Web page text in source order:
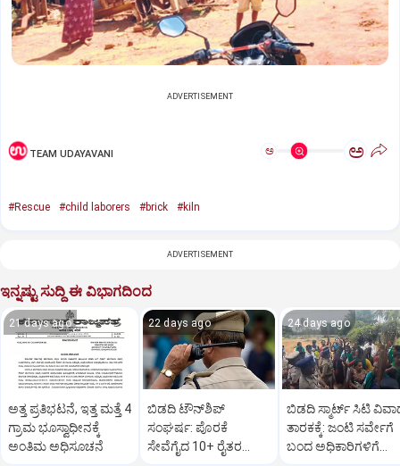
ADVERTISEMENT
TEAM UDAYAVANI ಅ ಅ
#Rescue #child laborers #brick #kiln
ADVERTISEMENT
ಇನ್ನಷ್ಟು ಸುದ್ದಿ ಈ ವಿಭಾಗದಿಂದ
21 days ago
ಅತ್ತ ಪ್ರತಿಭಟನೆ, ಇತ್ತ ಮತ್ತೆ 4
ಗ್ರಾಮ ಭೂಸ್ವಾಧೀನಕ್ಕೆ
ಅಂತಿಮ ಅಧಿಸೂಚನೆ
22 days ago
ಬಿಡದಿ ಟೌನ್‌ಶಿಪ್‌
ಸಂಘರ್ಷ: ಪೊರಕೆ
ಸೇವೆಗೈದ 10+ ರೈತರ
24 days ago
ಬಿಡದಿ ಸ್ಮಾರ್ಟ್ ಸಿಟಿ
ತಾರಕಕ್ಕೆ: ಜಂಟಿ ಸರ್ವೇಗೆ
ಬಂದ ಅಧಿಕಾರಿಗಳಿಗೆ